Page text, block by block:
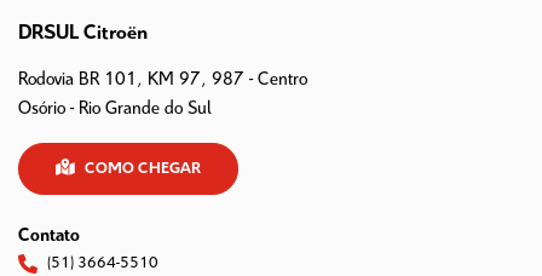
DRSUL Citroën
Rodovia BR 101, KM 97, 987 - Centro
Osório - Rio Grande do Sul
COMO CHEGAR
Contato
(51) 3664-5510